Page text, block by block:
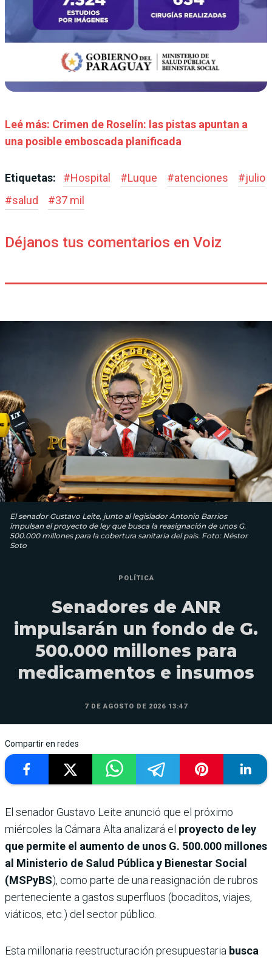
Leé más: Crimen de Roselín: las pistas apuntan a
una posible emboscada planificada
Etiquetas: #Hospital #Luque #atenciones #julio
#salud #37 mil
Déjanos tus comentarios en Voiz
El senador Gustavo Leite, junto al legislador Antonio Barrios
impulsan el proyecto de ley que busca la reasignación de unos G.
500.000 millones para la cobertura sanitaria del país. Foto: Néstor
Soto
POLÍTICA
Senadores de ANR
impulsarán un fondo de G.
500.000 millones para
medicamentos e insumos
7 DE AGOSTO DE 2026 13:47
Compartir en redes
El senador Gustavo Leite anunció que el próximo
miércoles la Cámara Alta analizará el proyecto de ley
que permite el aumento de unos G. 500.000 millones
al Ministerio de Salud Pública y Bienestar Social
(MSPyBS), como parte de una reasignación de rubros
perteneciente a gastos superfluos (bocaditos, viajes,
viáticos, etc.) del sector público.
Esta millonaria reestructuración presupuestaria busca